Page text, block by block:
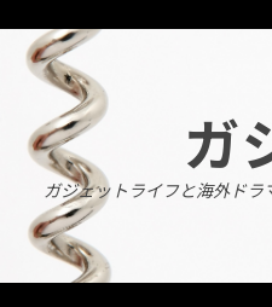
content
ガ
ガジェットライフと海外ド